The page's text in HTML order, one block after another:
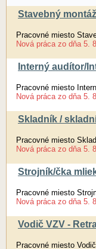
Stavebný
Pracovné miesto
Nová práca zo dňa 5.
Interný audítor/
Pracovné miesto
Nová práca zo dňa 5.
Skladník /
Pracovné miesto
Nová práca zo dňa 5.
Strojník/čka
Pracovné miesto
Nová práca zo dňa 5.
Vodič VZV -
Pracovné miesto